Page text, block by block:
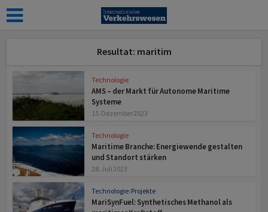
Resultat: maritim
Technologie
AMS – der Markt für Auto­nome Maritime
Systeme
15. Dezember 2023
Technologie
Maritime Branche: Energiewende gestalten
und Standort stärken
28. Juli 2023
Technologie: Projekte
MariSynFuel: Synthetisches Methanol als